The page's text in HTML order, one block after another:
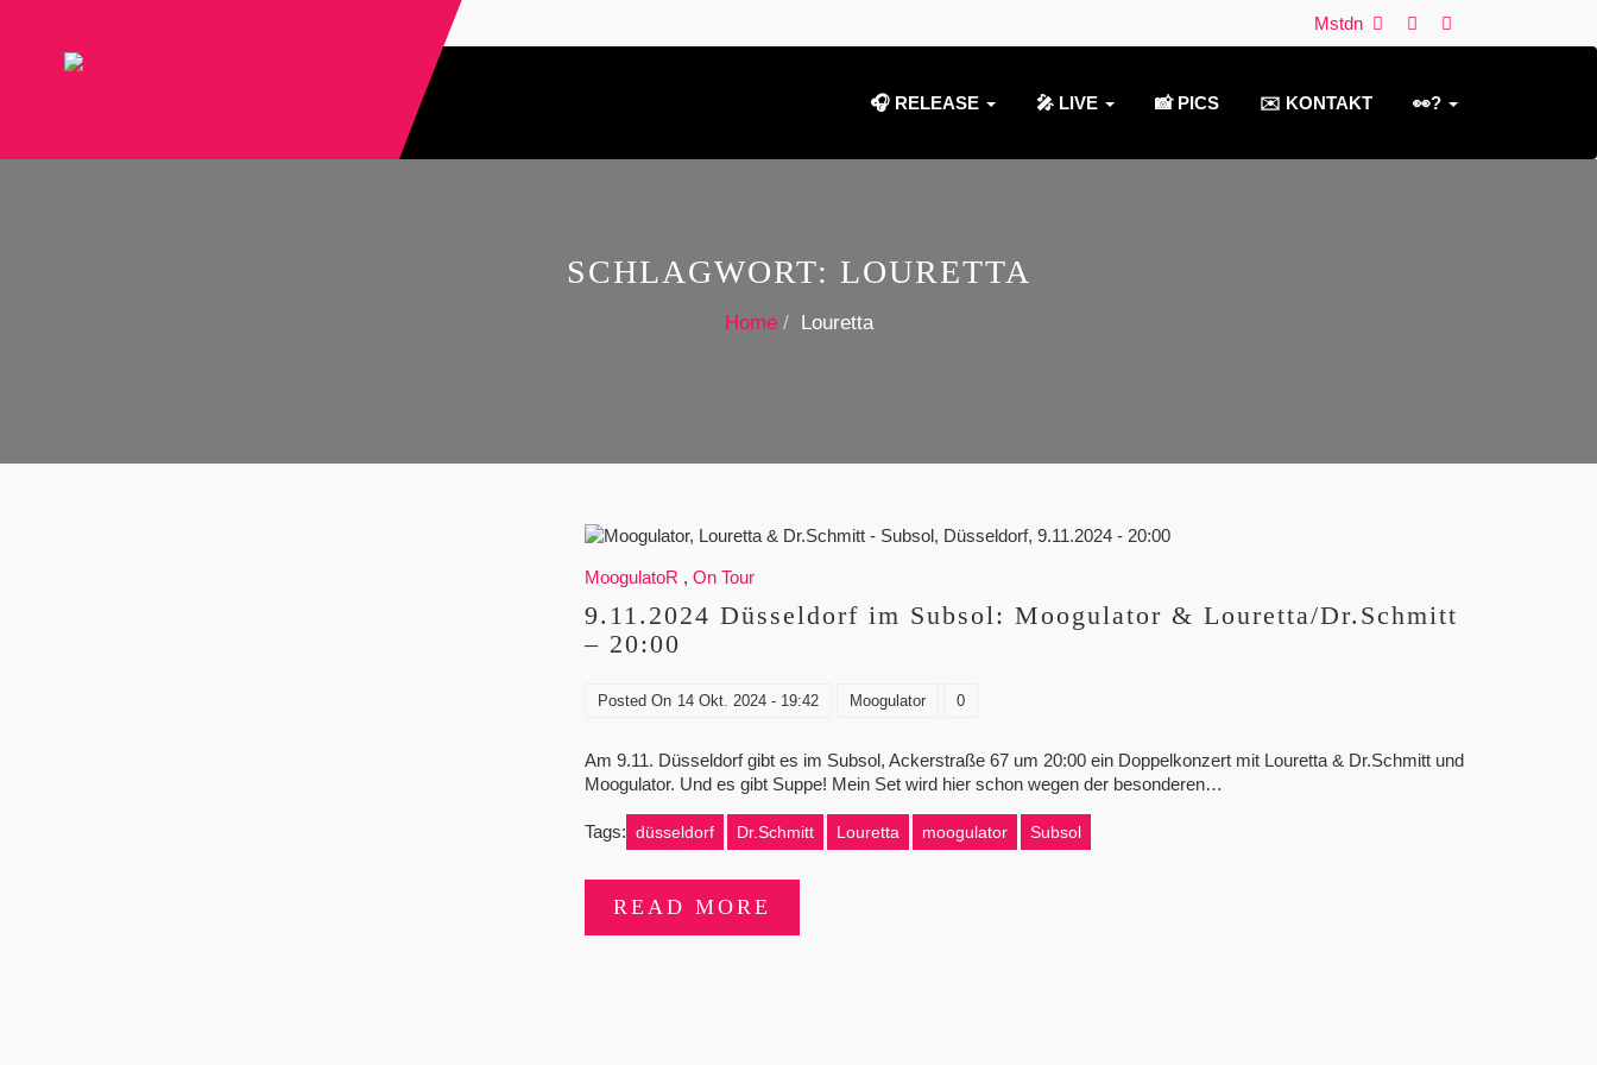
Mstdn
🎧 RELEASE 🎤 LIVE 📸 PICS ✉️ KONTAKT 👀?
SCHLAGWORT: LOURETTA
Home Louretta
MoogulatoR , On Tour
9.11.2024 Düsseldorf im Subsol: Moogulator & Louretta/Dr.Schmitt
– 20:00
Posted On 14 Okt. 2024 - 19:42 Moogulator 0
Am 9.11. Düsseldorf gibt es im Subsol, Ackerstraße 67 um 20:00 ein Doppelkonzert mit Louretta & Dr.Schmitt und
Moogulator. Und es gibt Suppe! Mein Set wird hier schon wegen der besonderen…
Tags: düsseldorf Dr.Schmitt Louretta moogulator Subsol
READ MORE